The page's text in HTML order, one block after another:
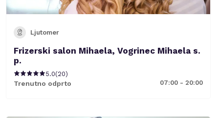
Ljutomer
Frizerski salon Mihaela, Vogrinec Mihaela s.
p.
5.0(20)
Trenutno odprto 07:00 - 20:00